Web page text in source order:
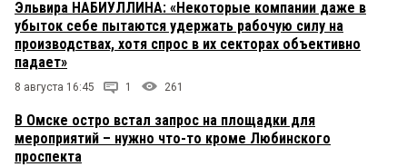
Эльвира НАБИУЛЛИНА: «Некоторые компании даже в
убыток себе пытаются удержать рабочую силу на
производствах, хотя спрос в их секторах объективно
падает»
8 августа 16:45 1 261
В Омске остро встал запрос на площадки для
мероприятий – нужно что-то кроме Любинского
проспекта